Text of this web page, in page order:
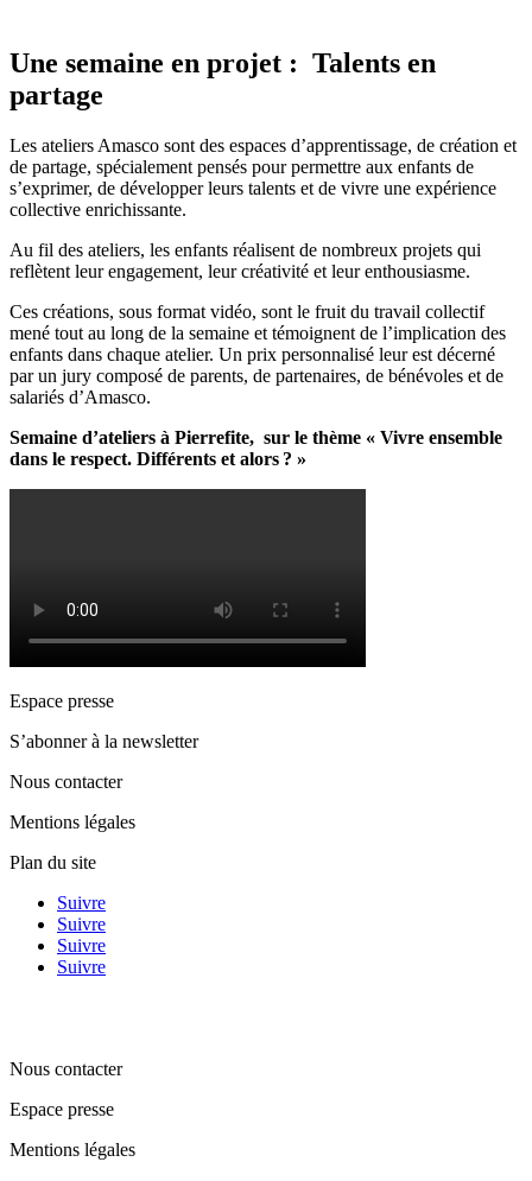
Une semaine en projet : Talents en
partage
Les ateliers Amasco sont des espaces d’apprentissage, de création et
de partage, spécialement pensés pour permettre aux enfants de
s’exprimer, de développer leurs talents et de vivre une expérience
collective enrichissante.
Au fil des ateliers, les enfants réalisent de nombreux projets qui
reflètent leur engagement, leur créativité et leur enthousiasme.
Ces créations, sous format vidéo, sont le fruit du travail collectif
mené tout au long de la semaine et témoignent de l’implication des
enfants dans chaque atelier. Un prix personnalisé leur est décerné
par un jury composé de parents, de partenaires, de bénévoles et de
salariés d’Amasco.
Semaine d’ateliers à Pierrefite, sur le thème « Vivre ensemble
dans le respect. Différents et alors ? »
Espace presse
S’abonner à la newsletter
Nous contacter
Mentions légales
Plan du site
Suivre
Suivre
Suivre
Suivre
Nous contacter
Espace presse
Mentions légales